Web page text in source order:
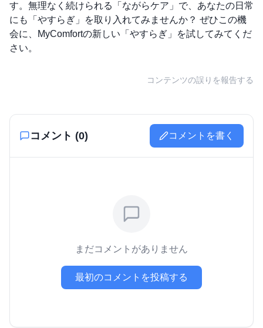
す。無理なく続けられる「ながらケア」で、あなたの日常
にも「やすらぎ」を取り入れてみませんか？ ぜひこの機
会に、MyComfortの新しい「やすらぎ」を試してみてくだ
さい。
コンテンツの誤りを報告する
コメント (0) コメントを書く
まだコメントがありません
最初のコメントを投稿する